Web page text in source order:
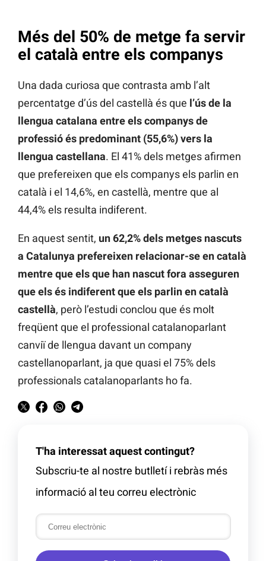
Més del 50% de metge fa servir
el català entre els companys
Una dada curiosa que contrasta amb l’alt
percentatge d’ús del castellà és que l’ús de la
llengua catalana entre els companys de
professió és predominant (55,6%) vers la
llengua castellana. El 41% dels metges afirmen
que prefereixen que els companys els parlin en
català i el 14,6%, en castellà, mentre que al
44,4% els resulta indiferent.
En aquest sentit, un 62,2% dels metges nascuts
a Catalunya prefereixen relacionar-se en català
mentre que els que han nascut fora asseguren
que els és indiferent que els parlin en català
castellà, però l’estudi conclou que és molt
freqüent que el professional catalanoparlant
canviï de llengua davant un company
castellanoparlant, ja que quasi el 75% dels
professionals catalanoparlants ho fa.
T'ha interessat aquest contingut?
Subscriu-te al nostre butlletí i rebràs més
informació al teu correu electrònic